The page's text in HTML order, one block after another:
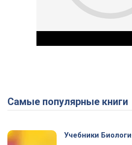
Самые популярные книги
Учебники